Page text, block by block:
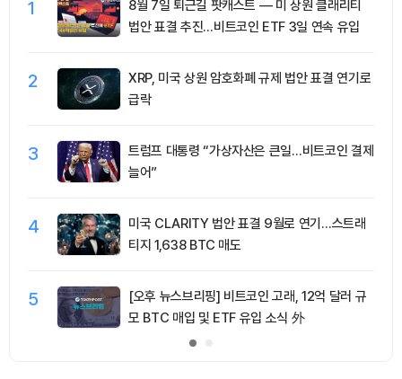
1
8월 7일 퇴근길 팟캐스트 — 미 상원 클래리티
법안 표결 추진…비트코인 ETF 3일 연속 유입
2
XRP, 미국 상원 암호화폐 규제 법안 표결 연기로
급락
3
트럼프 대통령 “가상자산은 큰일…비트코인 결제
늘어”
4
미국 CLARITY 법안 표결 9월로 연기…스트래
티지 1,638 BTC 매도
5
[오후 뉴스브리핑] 비트코인 고래, 12억 달러 규
모 BTC 매입 및 ETF 유입 소식 外